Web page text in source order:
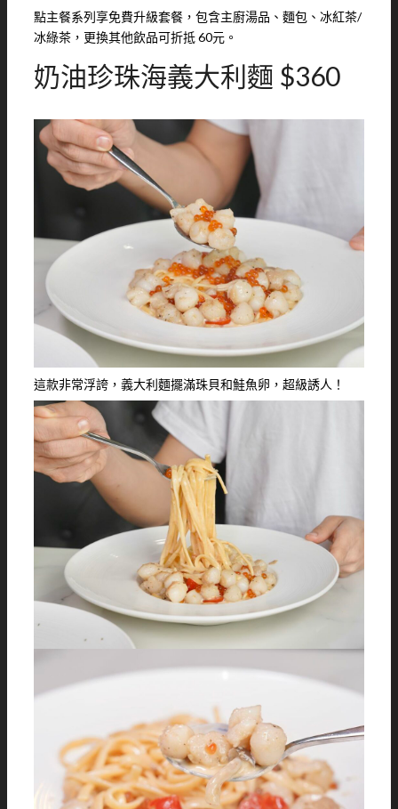
點主餐系列享免費升級套餐，包含主廚湯品、麵包、冰紅茶/
冰綠茶，更換其他飲品可折抵 60元。
奶油珍珠海義大利麵 $360
這款非常浮誇，義大利麵擺滿珠貝和鮭魚卵，超級誘人！